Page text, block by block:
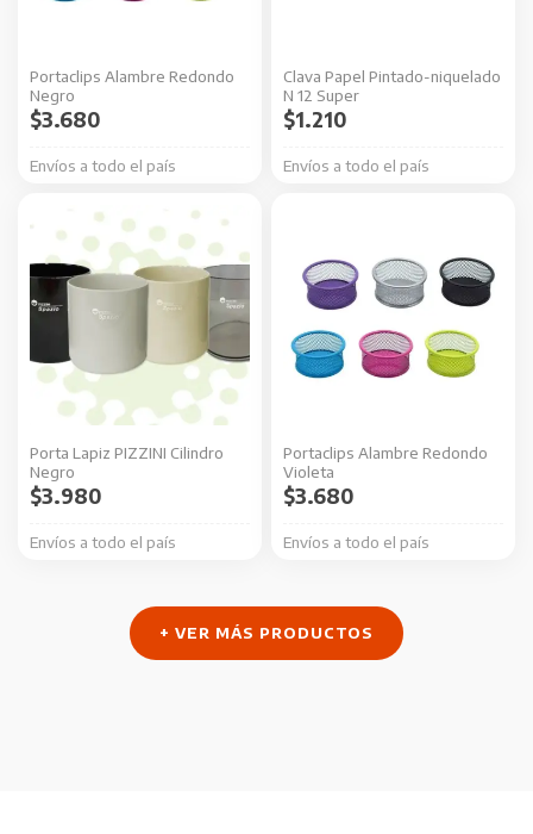
Portaclips Alambre Redondo
Negro
Envíos a todo el país
$3.680
Clava Papel Pintado-niquelado
N 12 Super
Envíos a todo el país
$1.210
Porta Lapiz PIZZINI Cilindro
Negro
Envíos a todo el país
$3.980
Portaclips Alambre Redondo
Violeta
Envíos a todo el país
$3.680
+ VER MÁS PRODUCTOS